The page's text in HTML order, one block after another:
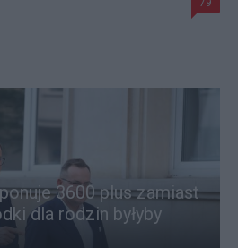
79
3600 plus zamiast
dla rodzin byłyby